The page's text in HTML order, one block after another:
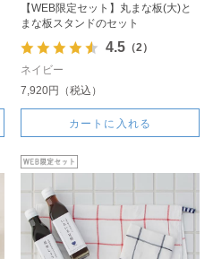
【WEB限定セット】丸まな板(大)と
まな板スタンドのセット
4.5（2）
ネイビー
7,920円（税込）
カートに入れる